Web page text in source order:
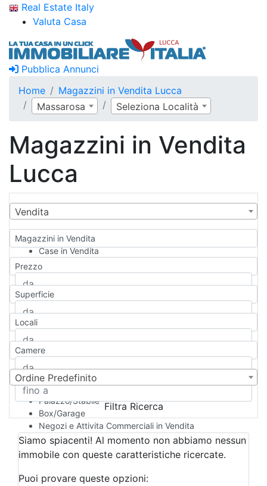
Real Estate Italy
Valuta Casa
Pubblica Annunci
Home
Magazzini in Vendita Lucca
Massarosa
Seleziona Località
Magazzini in Vendita
Lucca
Vendita
Magazzini in Vendita
Case in Vendita
Qualsiasi
Appartamento
Casa indipendente
Casa Semi-indipendente
Attico/Mansarda
Rustico/Casale
Camera d'Albergo
Multiproprietà
Palazzo/Stabile
Box/Garage
Negozi e Attivita Commerciali in Vendita
Qualsiasi
Attività/Licenza Commerciale
Azienda Agricola
Bar/Ristorante
Prezzo
Superficie
Locali
Camere
Ordine Predefinito
Filtra Ricerca
Siamo spiacenti! Al momento non abbiamo nessun
immobile con queste caratteristiche ricercate.
Puoi provare queste opzioni: